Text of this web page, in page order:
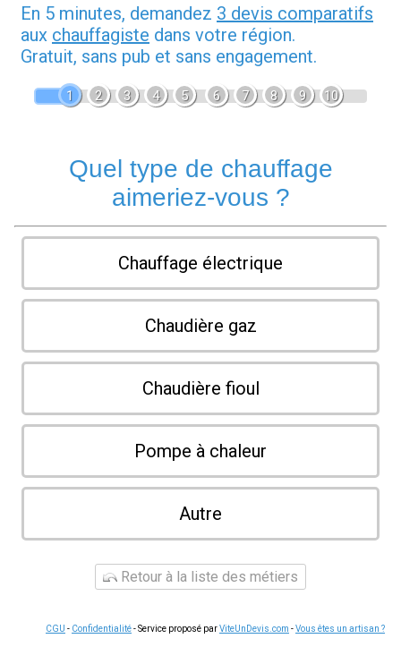
En 5 minutes, demandez 3 devis comparatifs
aux chauffagiste dans votre région.
Gratuit, sans pub et sans engagement.
1 2 3 4 5 6 7 8 9 10
Quel type de chauffage
aimeriez-vous ?
Chauffage électrique
Chaudière gaz
Chaudière fioul
Pompe à chaleur
Autre
Retour à la liste des métiers
CGU - Confidentialité- Service proposé parViteUnDevis.com -Vous êtes un artisan ?